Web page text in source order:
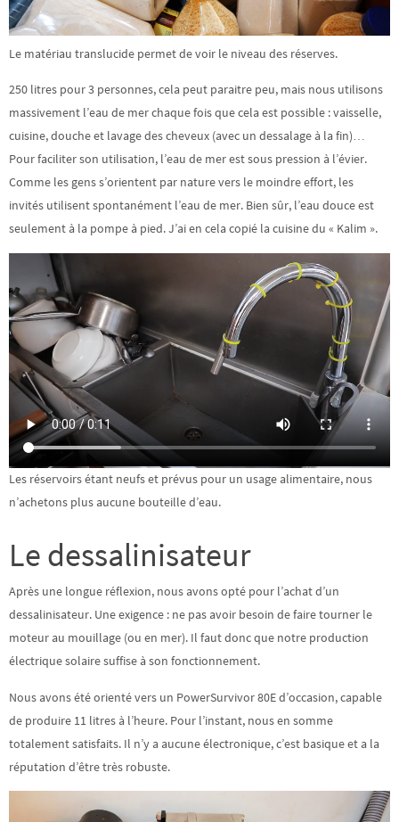
Le matériau translucide permet de voir le niveau des réserves.
250 litres pour 3 personnes, cela peut paraitre peu, mais nous utilisons
massivement l’eau de mer chaque fois que cela est possible : vaisselle,
cuisine, douche et lavage des cheveux (avec un dessalage à la fin)…
Pour faciliter son utilisation, l’eau de mer est sous pression à l’évier.
Comme les gens s’orientent par nature vers le moindre effort, les
invités utilisent spontanément l’eau de mer. Bien sûr, l’eau douce est
seulement à la pompe à pied. J’ai en cela copié la cuisine du « Kalim ».
Les réservoirs étant neufs et prévus pour un usage alimentaire, nous
n’achetons plus aucune bouteille d’eau.
Le dessalinisateur
Après une longue réflexion, nous avons opté pour l’achat d’un
dessalinisateur. Une exigence : ne pas avoir besoin de faire tourner le
moteur au mouillage (ou en mer). Il faut donc que notre production
électrique solaire suffise à son fonctionnement.
Nous avons été orienté vers un PowerSurvivor 80E d’occasion, capable
de produire 11 litres à l’heure. Pour l’instant, nous en somme
totalement satisfaits. Il n’y a aucune électronique, c’est basique et a la
réputation d’être très robuste.